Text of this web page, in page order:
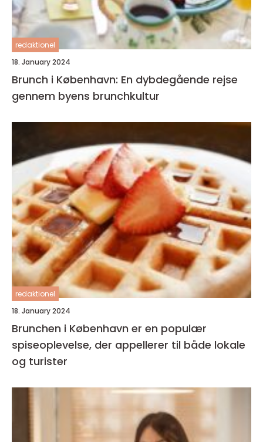
redaktionel
18. January 2024
Brunch i København: En dybdegående rejse
gennem byens brunchkultur
redaktionel
18. January 2024
Brunchen i København er en populær
spiseoplevelse, der appellerer til både lokale
og turister